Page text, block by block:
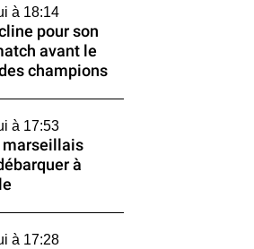
à 18:14
pour son
avant le
champions
à 17:53
marseillais
à
à 17:28